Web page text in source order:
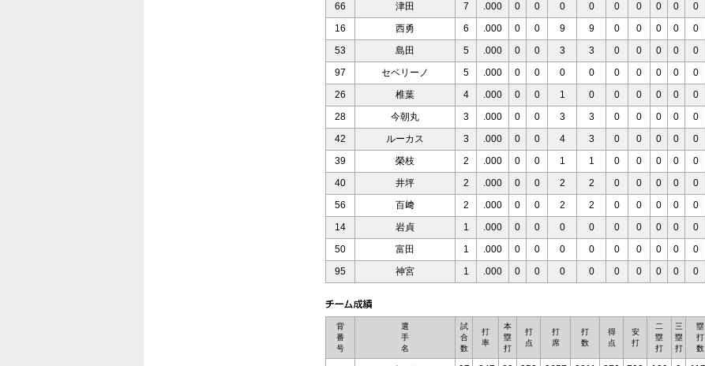
66
津田 7 .000 0 0 0 0 0 0 0 0 0
16
西勇 6 .000 0 0 9 9 0 0 0 0 0
53
島田 5 .000 0 0 3 3 0 0 0 0 0
97
セベリーノ 5 .000 0 0 0 0 0 0 0 0 0
26
椎葉 4 .000 0 0 1 0 0 0 0 0 0
28
今朝丸 3 .000 0 0 3 3 0 0 0 0 0
42
ルーカス 3 .000 0 0 4 3 0 0 0 0 0
39
榮枝 2 .000 0 0 1 1 0 0 0 0 0
40
井坪 2 .000 0 0 2 2 0 0 0 0 0
56
百﨑 2 .000 0 0 2 2 0 0 0 0 0
14
岩貞 1 .000 0 0 0 0 0 0 0 0 0
50
富田 1 .000 0 0 0 0 0 0 0 0 0
95
神宮 1 .000 0 0 0 0 0 0 0 0 0
背
番
号
選
手
名
試
合
数
打
率
本
塁
打
打
点
打
席
打
数
得
点
安
打
二
塁
打
三
塁
打
塁
打
数